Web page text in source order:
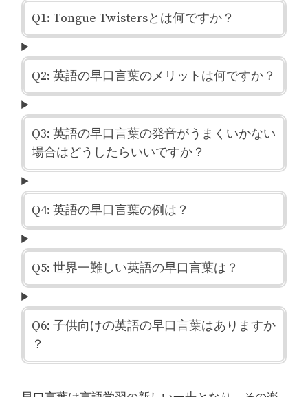
Q1: Tongue Twistersとは何ですか？
Q2: 英語の早口言葉のメリットは何ですか？
Q3: 英語の早口言葉の発音がうまくいかない
場合はどうしたらいいですか？
Q4: 英語の早口言葉の例は？
Q5: 世界一難しい英語の早口言葉は？
Q6: 子供向けの英語の早口言葉はありますか
？